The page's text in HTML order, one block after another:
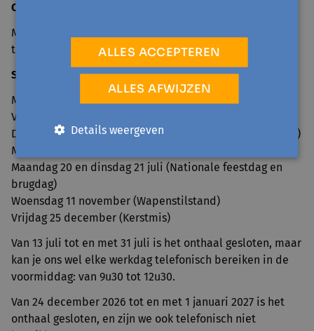
Openingsuren onthaal
Maandag tot en met vrijdag van 9u30 tot 12u30 en 13u30
tot 16u
Sluitingsdagen 2026
Maandag 6 april (Paasmaandag)
Vrijdag 1 mei (Dag van de Arbeid)
Donderdag 14 en vrijdag 15 mei (Hemelvaart en brugdag)
Maandag 25 mei (Pinkstermaandag)
Maandag 20 en dinsdag 21 juli (Nationale feestdag en
brugdag)
Woensdag 11 november (Wapenstilstand)
Vrijdag 25 december (Kerstmis)
Van 13 juli tot en met 31 juli is het onthaal gesloten, maar
kan je ons wel elke werkdag telefonisch bereiken in de
voormiddag: van 9u30 tot 12u30.
Van 24 december 2026 tot en met 1 januari 2027 is het
onthaal gesloten, en zijn we ook telefonisch niet
ALLES ACCEPTEREN
ALLES AFWIJZEN
Details weergeven